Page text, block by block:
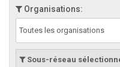
Organisations:
Toutes les organisations
Sous-réseau